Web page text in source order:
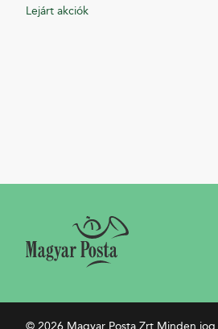
Lejárt akciók
© 2026 Magyar Posta Zrt. Minden jog